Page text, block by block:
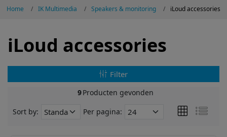
Home IK Multimedia Speakers & monitoring iLoud accessories
iLoud accessories
Filter
9Producten gevonden
Sort by: Per pagina: